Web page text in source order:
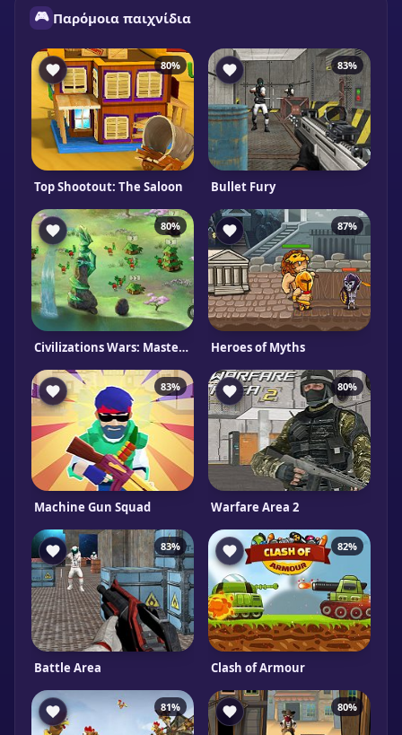
🎮 Παρόμοια παιχνίδια
80%
Top Shootout: The Saloon
83%
Bullet Fury
80%
Civilizations Wars: Master Edition
87%
Heroes of Myths
83%
Machine Gun Squad
80%
Warfare Area 2
83%
Battle Area
82%
Clash of Armour
81% 80%